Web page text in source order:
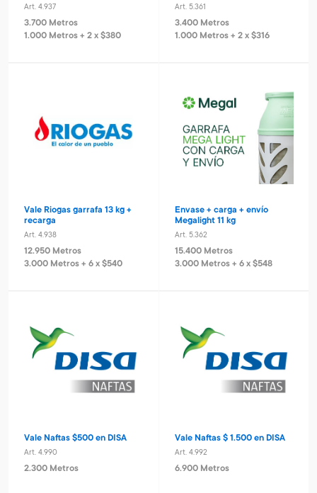
Art. 4.937
3.700 Metros
1.000 Metros + 2 x $380
Art. 5.361
3.400 Metros
1.000 Metros + 2 x $316
Vale Riogas garrafa 13 kg +
recarga
Art. 4.938
12.950 Metros
3.000 Metros + 6 x $540
Envase + carga + envío
Megalight 11 kg
Art. 5.362
15.400 Metros
3.000 Metros + 6 x $548
Vale Naftas $500 en DISA
Art. 4.990
2.300 Metros
Vale Naftas $ 1.500 en DISA
Art. 4.992
6.900 Metros